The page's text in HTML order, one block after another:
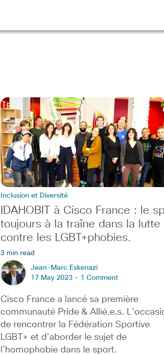
Inclusion et Diversité
IDAHOBIT à Cisco France : le
toujours à la traîne dans la lutte
contre les LGBT+phobies.
3 min read
Jean-Marc Eskenazi
17 May 2023 - 1 Comment
Cisco France a lancé sa première
communauté Pride & Allié.e.s.
de rencontrer la Fédération Sportive
LGBT+ et d’aborder le sujet de
l’homophobie dans le sport.